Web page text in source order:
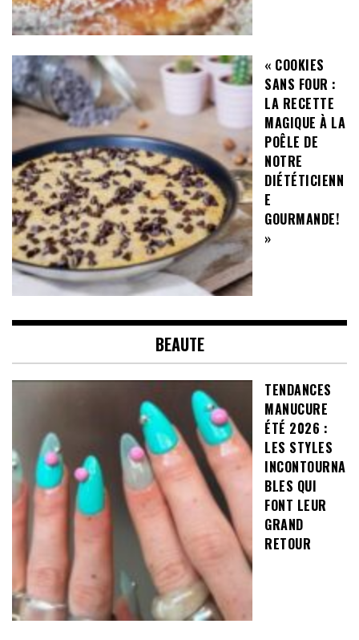
« COOKIES
SANS FOUR :
LA RECETTE
MAGIQUE À LA
POÊLE DE
NOTRE
DIÉTÉTICIENN
E
GOURMANDE!
»
BEAUTE
TENDANCES
MANUCURE
ÉTÉ 2026 :
LES STYLES
INCONTOURNA
BLES QUI
FONT LEUR
GRAND
RETOUR